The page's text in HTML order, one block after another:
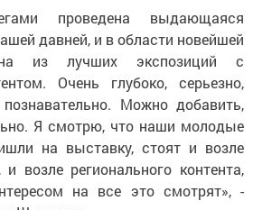
проведена выдающаяся
давней, и в области новейшей
из лучших экспозиций с
Очень глубоко, серьезно,
Можно добавить,
Я смотрю, что наши молодые
на выставку, стоят и возле
и возле регионального контента,
на все это смотрят», -